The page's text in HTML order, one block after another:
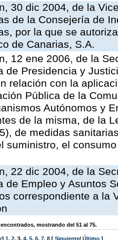
30 dic 2004, de la
de la Consejería de
por la que se
de Canarias, S.A.
12 ene 2006, de la
de Presidencia y
relación con la
Pública de la
Autónomos y
de la misma, de la
de medidas
suministro, el
22 dic 2004, de la
de Empleo y Asuntos
correspondiente a la
mostrando del 51 al 75.
] 1, 2, 3, 4, 5, 6, 7, 8 [ Siguiente/ Último ]